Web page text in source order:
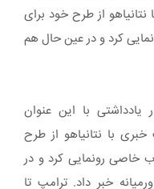
از طرح خود برای
کرد و در عین حال هم
یادداشتی با این عنوان
با نتانیاهو از طرح
خاصی رونمایی کرد و در
خبر داد. ترامپ تا